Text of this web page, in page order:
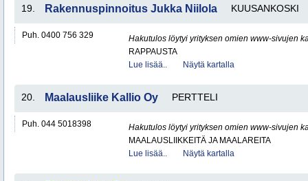
19. Rakennuspinnoitus Jukka Niilola KUUSANKOSKI
Puh. 0400 756 329
Hakutulos löytyi yrityksen omien www-sivujen
RAPPAUSTA
Lue lisää..
Näytä kartalla
20. Maalausliike Kallio Oy PERTTELI
Puh. 044 5018398
Hakutulos löytyi yrityksen omien www-sivujen
MAALAUSLIIKKEITÄ JA MAALAREITA
Lue lisää..
Näytä kartalla